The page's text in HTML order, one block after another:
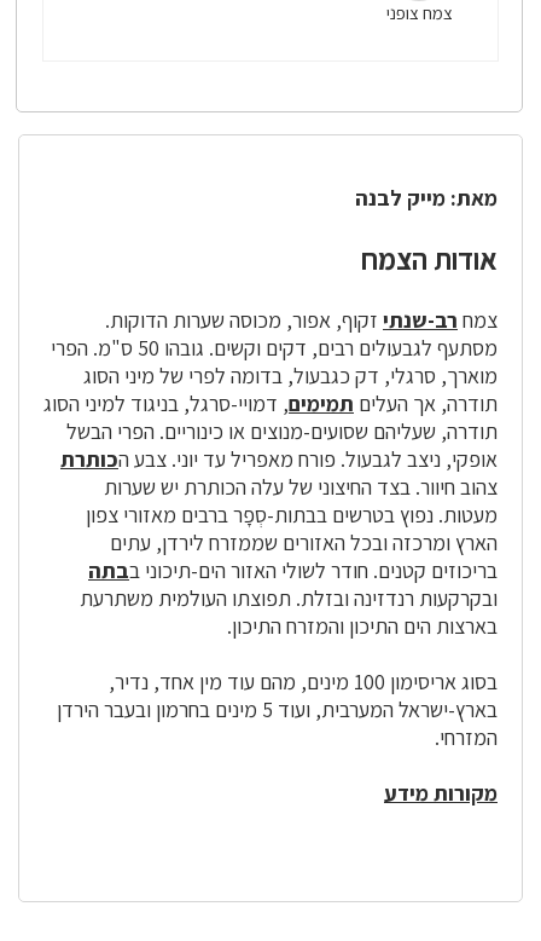
צמח צופני
מאת: מייק לבנה
אודות הצמח
צמח רב-שנתי זקוף, אפור, מכוסה שערות הדוקות.
מסתעף לגבעולים רבים, דקים וקשים. גובהו 50 ס"מ. הפרי
מוארך, סרגלי, דק כגבעול, בדומה לפרי של מיני הסוג
תודרה, אך העלים תמימים, דמויי-סרגל, בניגוד למיני הסוג
תודרה, שעליהם שסועים-מנוצים או כינוריים. הפרי הבשל
אופקי, ניצב לגבעול. פורח מאפריל עד יוני. צבע הכותרת
צהוב חיוור. בצד החיצוני של עלה הכותרת יש שערות
מעטות. נפוץ בטרשים בבתות-סְפָר ברבים מאזורי צפון
הארץ ומרכזה ובכל האזורים שממזרח לירדן, עתים
בריכוזים קטנים. חודר לשולי האזור הים-תיכוני בבתה
ובקרקעות רנדזינה ובזלת. תפוצתו העולמית משתרעת
בארצות הים התיכון והמזרח התיכון.
בסוג אריסימון 100 מינים, מהם עוד מין אחד, נדיר,
בארץ-ישראל המערבית, ועוד 5 מינים בחרמון ובעבר הירדן
המזרחי.
מקורות מידע